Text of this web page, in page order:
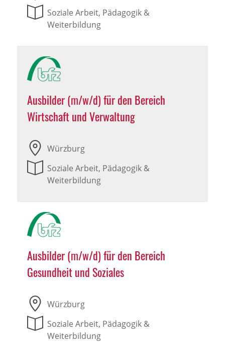
Soziale Arbeit, Pädagogik &
Weiterbildung
Ausbilder (m/w/d) für den Bereich
Wirtschaft und Verwaltung
Würzburg
Soziale Arbeit, Pädagogik &
Weiterbildung
Ausbilder (m/w/d) für den Bereich
Gesundheit und Soziales
Würzburg
Soziale Arbeit, Pädagogik &
Weiterbildung